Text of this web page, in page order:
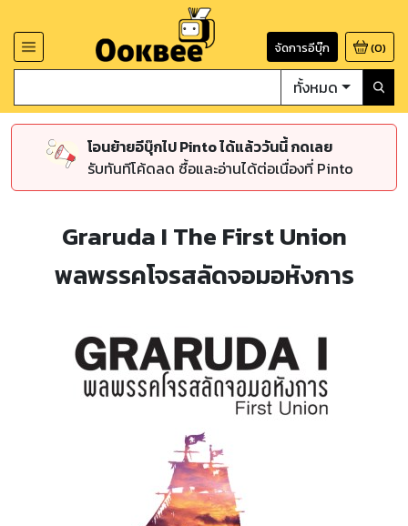
จัดการอีบุ๊ก (0)
ทั้งหมด
โอนย้ายอีบุ๊กไป Pinto ได้แล้ววันนี้ กดเลย
รับทันทีโค้ดลด ซื้อและอ่านได้ต่อเนื่องที่ Pinto
Graruda I The First Union
พลพรรคโจรสลัดจอมอหังการ